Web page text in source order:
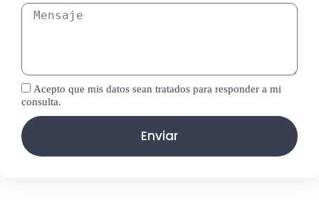
Acepto que mis datos sean tratados para responder a mi
consulta.
Enviar